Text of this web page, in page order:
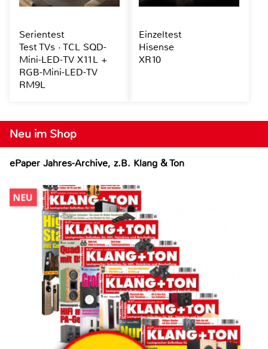
Neu im Shop
ePaper Jahres-Archive, z.B. Klang & Ton
Serientest
Test TVs · TCL SQD-
Mini-LED-TV X11L +
RGB-Mini-LED-TV
RM9L
Einzeltest
Hisense
XR10